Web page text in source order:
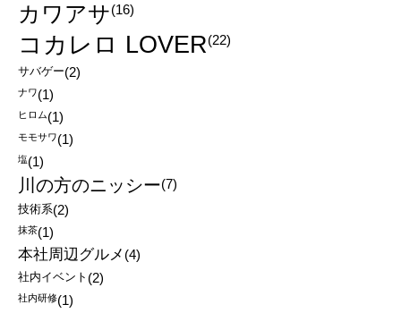
カワアサ(16)
コカレロ LOVER(22)
サバゲー(2)
ナワ(1)
ヒロム(1)
モモサワ(1)
塩(1)
川の方のニッシー(7)
技術系(2)
抹茶(1)
本社周辺グルメ (4)
社内イベント (2)
社内研修(1)